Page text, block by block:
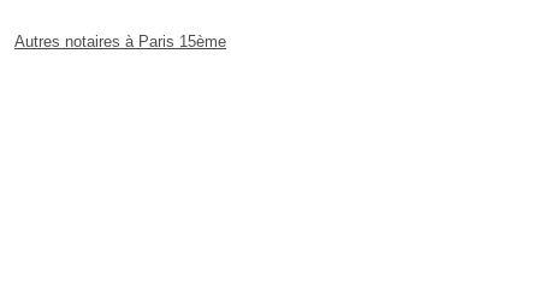
Autres notaires à Paris 15ème